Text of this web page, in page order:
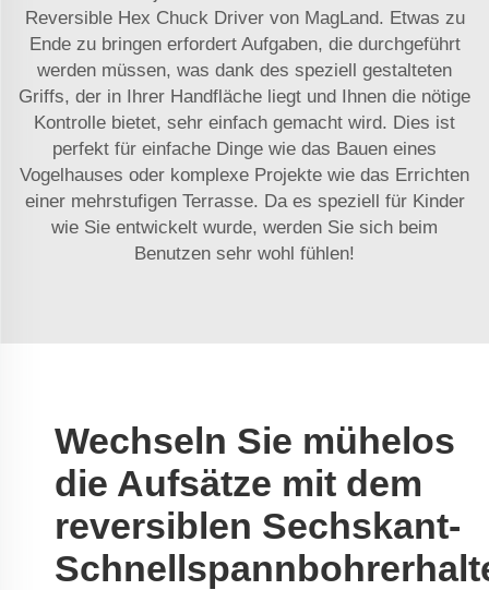
Reversible Hex Chuck Driver von MagLand. Etwas zu
Ende zu bringen erfordert Aufgaben, die durchgeführt
werden müssen, was dank des speziell gestalteten
Griffs, der in Ihrer Handfläche liegt und Ihnen die nötige
Kontrolle bietet, sehr einfach gemacht wird. Dies ist
perfekt für einfache Dinge wie das Bauen eines
Vogelhauses oder komplexe Projekte wie das Errichten
einer mehrstufigen Terrasse. Da es speziell für Kinder
wie Sie entwickelt wurde, werden Sie sich beim
Benutzen sehr wohl fühlen!
Wechseln Sie mühelos
die Aufsätze mit dem
reversiblen Sechskant-